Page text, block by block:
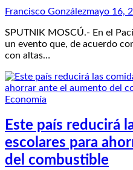
Francisco Gonzálezmayo 16,
SPUTNIK MOSCÚ.- En el
un evento que, de acuerdo
con altas…
Economía
Este país reducirá
escolares para
del combustible